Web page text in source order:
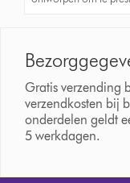
Gratis verzending
verzendkosten bij
onderdelen geldt
5 werkdagen.